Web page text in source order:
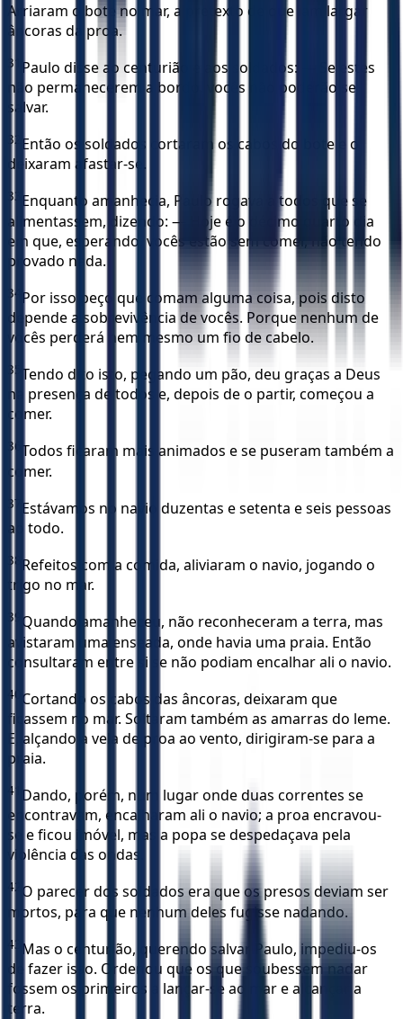
Arriaram o bote no mar, a pretexto de que iam largar
âncoras da proa.
31
Paulo disse ao centurião e aos soldados: — Se estes
não permanecerem a bordo, vocês não poderão se
salvar.
32 Então os soldados cortaram os cabos do bote e o
deixaram afastar-se.
33 Enquanto amanhecia, Paulo rogava a todos que se
alimentassem, dizendo: — Hoje é o décimo quarto dia
em que, esperando, vocês estão sem comer, não tendo
provado nada.
34 Por isso peço que comam alguma coisa, pois disto
depende a sobrevivência de vocês. Porque nenhum de
vocês perderá nem mesmo um fio de cabelo.
35 Tendo dito isto, pegando um pão, deu graças a Deus
na presença de todos e, depois de o partir, começou a
comer.
36 Todos ficaram mais animados e se puseram também a
comer.
37 Estávamos no navio duzentas e setenta e seis pessoas
ao todo.
38 Refeitos com a comida, aliviaram o navio, jogando o
trigo no mar.
39 Quando amanheceu, não reconheceram a terra, mas
avistaram uma enseada, onde havia uma praia. Então
consultaram entre si se não podiam encalhar ali o navio.
40 Cortando os cabos das âncoras, deixaram que
ficassem no mar. Soltaram também as amarras do leme.
E, alçando a vela de proa ao vento, dirigiram-se para a
praia.
41 Dando, porém, num lugar onde duas correntes se
encontravam, encalharam ali o navio; a proa encravou-
se e ficou imóvel, mas a popa se despedaçava pela
violência das ondas.
42 O parecer dos soldados era que os presos deviam ser
mortos, para que nenhum deles fugisse nadando.
43 Mas o centurião, querendo salvar Paulo, impediu-os
de fazer isso. Ordenou que os que soubessem nadar
fossem os primeiros a lançar-se ao mar e alcançar a
terra.